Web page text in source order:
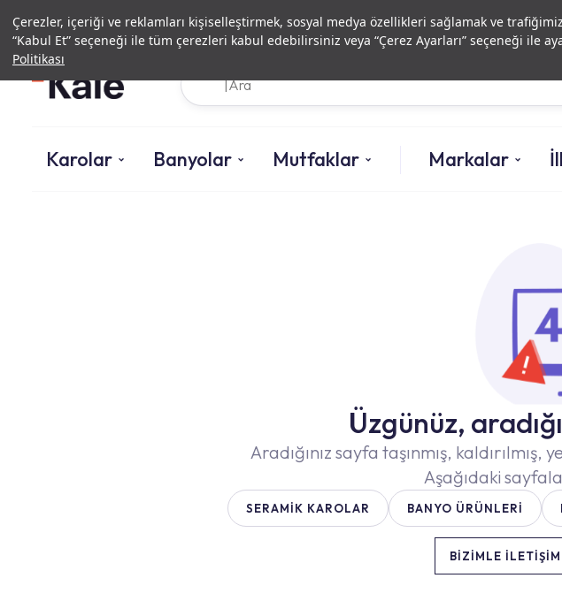
Çerezler, içeriği ve reklamları kişiselleştirmek, sosyal medya özellikleri sağlamak ve
“Kabul Et” seçeneği ile tüm çerezleri kabul edebilirsiniz veya “Çerez Ayarları” seçeneği ile
Politikası
Karolar Banyolar Mutfaklar Markalar
Üzgünüz,
Aradığınız sayfa taşınmış,
Aşağıdaki
SERAMIK KAROLAR BANYO ÜRÜNLERİ
BİZİMLE